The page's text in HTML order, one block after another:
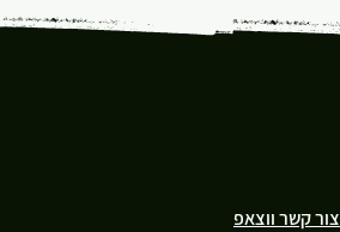
הפעלה למערכת הירוקה
צור קשר ווצאפ